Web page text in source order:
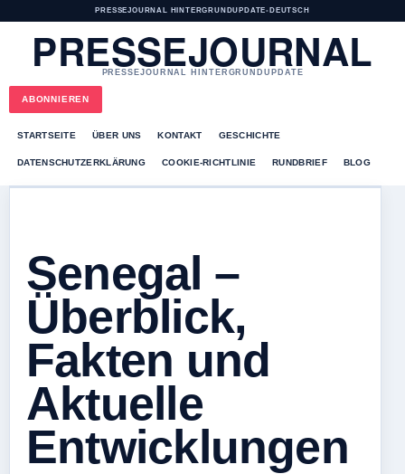
PRESSEJOURNAL HINTERGRUNDUPDATE• DEUTSCH
PRESSEJOURNAL
PRESSEJOURNAL HINTERGRUNDUPDATE
ABONNIEREN
STARTSEITE ÜBER UNS KONTAKT GESCHICHTE
DATENSCHUTZERKLÄRUNG COOKIE-RICHTLINIE RUNDBRIEF BLOG
Senegal –
Überblick,
Fakten und
Aktuelle
Entwicklungen